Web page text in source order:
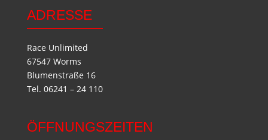
ADRESSE
Race Unlimited
67547 Worms
Blumenstraße 16
Tel. 06241 – 24 110
ÖFFNUNGSZEITEN